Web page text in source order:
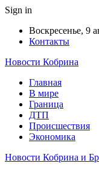
Sign in
Воскресенье, 9
Контакты
Новости Кобрина
Главная
В мире
Граница
ДТП
Происшествия
Экономика
Новости Кобрина и